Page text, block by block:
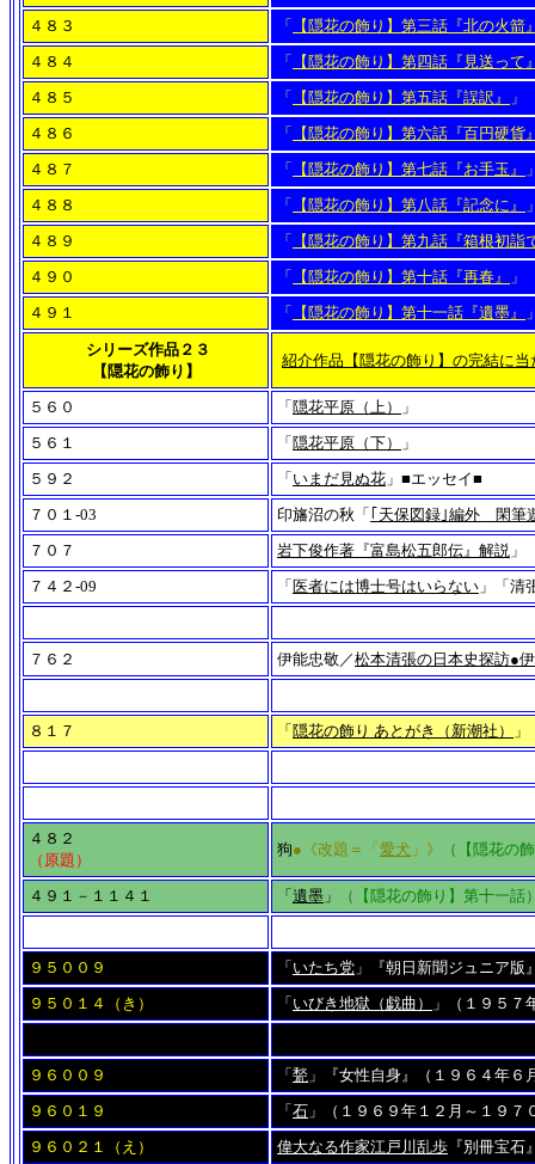
４８３ 「
【隠花の飾り】第三話『北の火箭
４８４
「
【隠花の飾り】第四話『見送って
４８５
「 【隠花の飾り】第五話『誤訳』
」
４８６
「
【隠花の飾り】第六話『百円硬貨
４８７
「 【隠花の飾り】第七話『お手玉』
４８８
「 【隠花の飾り】第八話『記念に』
４８９
「
【隠花の飾り】第九話『箱根初詣
４９０
「 【隠花の飾り】第十話『再春』 」
４９１
「 【隠花の飾り】第十一話『遺墨』
シリーズ作品２３
【隠花の飾り】
紹介作品【隠花の飾り】の完結に当
５６０ 「 隠花平原（上）
」
５６１
「 隠花平原（下）
」
５９２
「 いまだ見ぬ花 」■エッセイ■
７０１-03
印旛沼の秋「 ｢天保図録｣編外 閑筆
７０７
岩下俊作著『富島松五郎伝』解説 」
７４２-09
「 医者には博士号はいらない 」「清
７６２ 伊能忠敬／松本清張の日本史探訪●
８１７ 「 隠花の飾り あとがき（新潮社）
４８２
（原題）
狗●《改題＝「 愛犬 」》 （【隠花の
４９１－１１４１ 「 遺墨 」 （【隠花の飾り】第十一話
９５００９ 「 いたち党 」『朝日新聞ジュニア
９５０１４（き）
「 いびき地獄（戯曲） 」（１９５
９６００９ 「 甃 」『女性自身』（１９６４年
９６０１９
「 石 」（１９６９年１２月～１９７
９６０２１（え）
偉大なる作家江戸川乱歩 『別冊宝